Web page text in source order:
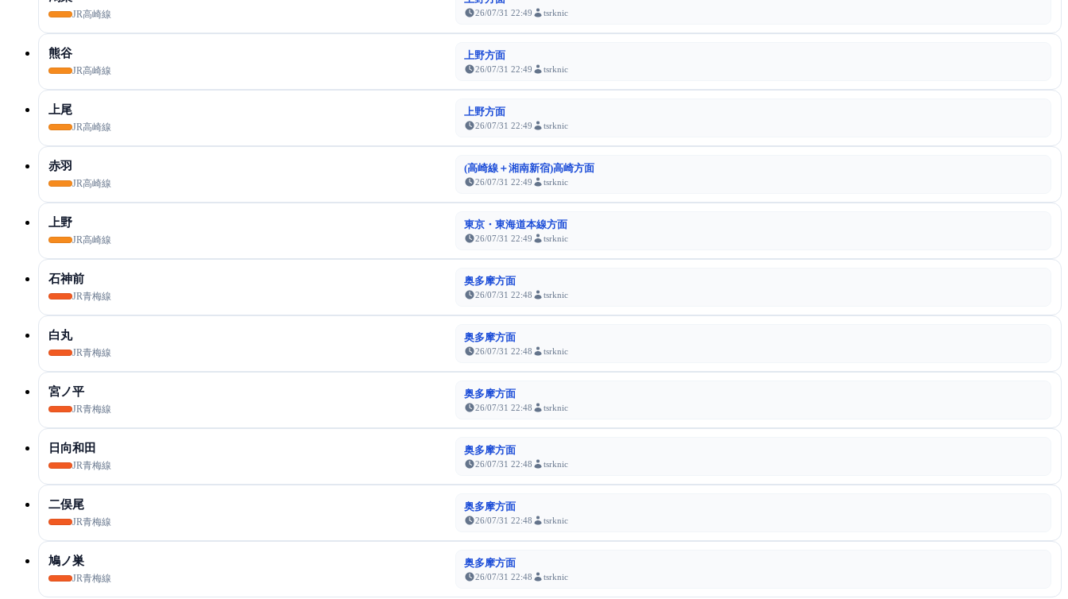
JR高崎線 26/07/31 22:49 tsrknic
熊谷
JR高崎線
上野方面
26/07/31 22:49 tsrknic
上尾
JR高崎線
上野方面
26/07/31 22:49 tsrknic
赤羽
JR高崎線
(高崎線＋湘南新宿)高崎方面
26/07/31 22:49 tsrknic
上野
JR高崎線
東京・東海道本線方面
26/07/31 22:49 tsrknic
石神前
JR青梅線
奥多摩方面
26/07/31 22:48 tsrknic
白丸
JR青梅線
奥多摩方面
26/07/31 22:48 tsrknic
宮ノ平
JR青梅線
奥多摩方面
26/07/31 22:48 tsrknic
日向和田
JR青梅線
奥多摩方面
26/07/31 22:48 tsrknic
二俣尾
JR青梅線
奥多摩方面
26/07/31 22:48 tsrknic
鳩ノ巣
JR青梅線
奥多摩方面
26/07/31 22:48 tsrknic